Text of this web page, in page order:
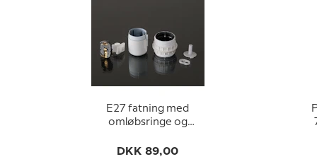
E27 fatning med
omløbsringe og
hvid
DKK 89,00